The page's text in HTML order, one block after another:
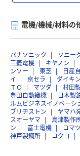
電機/機械/材料の
パナソニック ソニー
三菱電機
キヤノン
ンソー
東芝 日産
イ
京セラ ダイキ
ＴＯ
マツダ 村田
豊田自動織機
日本製
ルムビジネスイノベーシ
ブリヂストン
ヤマハ
スオーヤマ
島津製作
ン
富士電機 コマツ
神戸製鋼所
コクヨ